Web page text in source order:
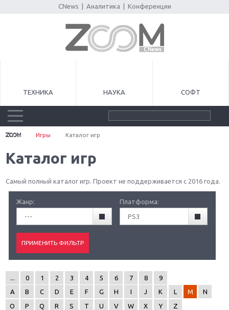
CNews Аналитика Конференции
ТЕХНИКА НАУКА СОФТ
Игры Каталог игр
Каталог игр
Самый полный каталог игр. Проект не поддерживается с 2016 года.
Жанр:
---
Платформа:
PS3
0 1 2 3 4 5 6 7 8
9
A
B C D E F G H I J K L M
N
O
P Q R S T U V W X Y
Z